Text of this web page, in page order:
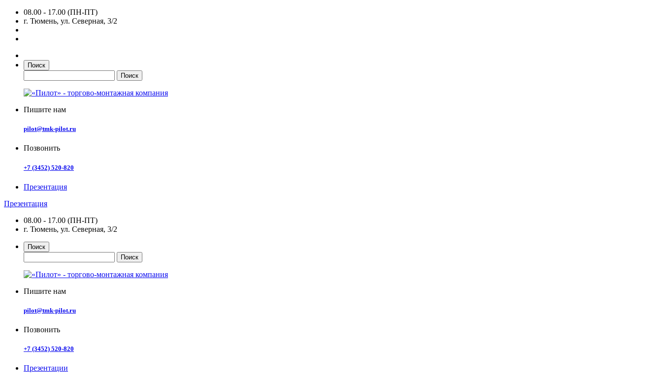
08.00 - 17.00 (ПН-ПТ)
г. Тюмень, ул. Северная, 3/2
Поиск
Пишите нам
pilot@tmk-pilot.ru
Позвонить
+7 (3452) 520-820
Презентация
Презентация
08.00 - 17.00 (ПН-ПТ)
г. Тюмень, ул. Северная, 3/2
Поиск
Пишите нам
pilot@tmk-pilot.ru
Позвонить
+7 (3452) 520-820
Презентации